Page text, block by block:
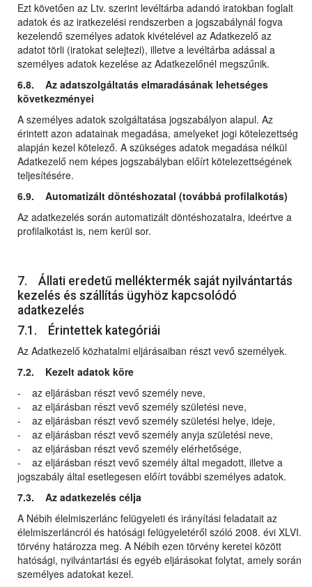
Ezt követően az Ltv. szerint levéltárba adandó iratokban foglalt
adatok és az iratkezelési rendszerben a jogszabálynál fogva
kezelendő személyes adatok kivételével az Adatkezelő az
adatot törli (iratokat selejtezi), illetve a levéltárba adással a
személyes adatok kezelése az Adatkezelőnél megszűnik.
6.8. Az adatszolgáltatás elmaradásának lehetséges
következményei
A személyes adatok szolgáltatása jogszabályon alapul. Az
érintett azon adatainak megadása, amelyeket jogi kötelezettség
alapján kezel kötelező. A szükséges adatok megadása nélkül
Adatkezelő nem képes jogszabályban előírt kötelezettségének
teljesítésére.
6.9. Automatizált döntéshozatal (továbbá profilalkotás)
Az adatkezelés során automatizált döntéshozatalra, ideértve a
profilalkotást is, nem kerül sor.
7. Állati eredetű melléktermék saját nyilvántartás
kezelés és szállítás ügyhöz kapcsolódó
adatkezelés
7.1. Érintettek kategóriái
Az Adatkezelő közhatalmi eljárásaiban részt vevő személyek.
7.2. Kezelt adatok köre
- az eljárásban részt vevő személy neve,
- az eljárásban részt vevő személy születési neve,
- az eljárásban részt vevő személy születési helye, ideje,
- az eljárásban részt vevő személy anyja születési neve,
- az eljárásban részt vevő személy elérhetősége,
- az eljárásban részt vevő személy által megadott, illetve a
jogszabály által esetlegesen előírt további személyes adatok.
7.3. Az adatkezelés célja
A Nébih élelmiszerlánc felügyeleti és irányítási feladatait az
élelmiszerláncról és hatósági felügyeletéről szóló 2008. évi XLVI.
törvény határozza meg. A Nébih ezen törvény keretei között
hatósági, nyilvántartási és egyéb eljárásokat folytat, amely során
személyes adatokat kezel.